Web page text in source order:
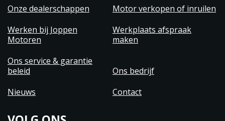
Onze dealerschappen
Motor verkopen of inruilen
Werken bij Joppen
Motoren
Werkplaats afspraak
maken
Ons service & garantie
beleid
Ons bedrijf
Nieuws
Contact